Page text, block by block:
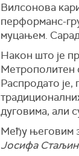
Вилсонова
перформанс-
муцањем.
Након што је
Метрополитен
Распродато је,
дуговима, али
Међу његовим
Јосифа